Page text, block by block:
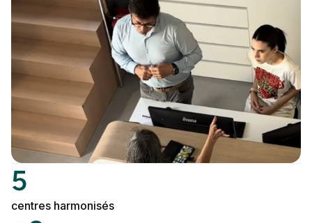
5
centres harmonisés